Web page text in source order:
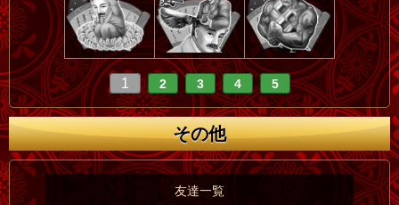
1 2 3 4 5
その他
友達一覧